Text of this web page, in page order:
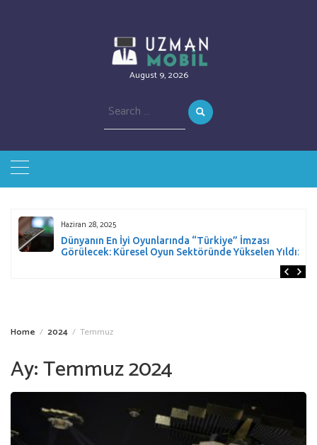
August 9, 2026
Search
Haziran 28, 2025
Dünyanın En İyi Oyunlarında “Türkiye” İmzası
Görülecek: Küresel Oyun Sektöründe Yükselen Yıldız!
Home 2024 Temmuz
Ay:Temmuz 2024